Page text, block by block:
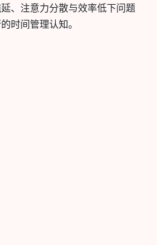
、注意力分散与效率低下问题
时间管理认知。